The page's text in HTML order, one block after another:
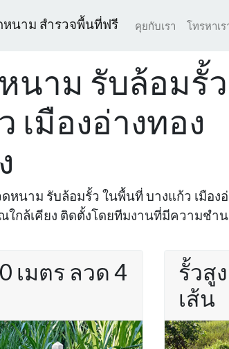
หนาม สำรวจพื้นที่ฟรี คุยกับเรา โทรหาเร
นาม รับล้อมรั้ว
เมืองอ่างทอง
หนาม รับล้อมรั้ว ในพื้นที่ บางแก้ว เมือง
ณใกล้เคียง ติดตั้งโดยทีมงานที่มีความชำ
เมตร ลวด 4
รั้วสู
เส้น